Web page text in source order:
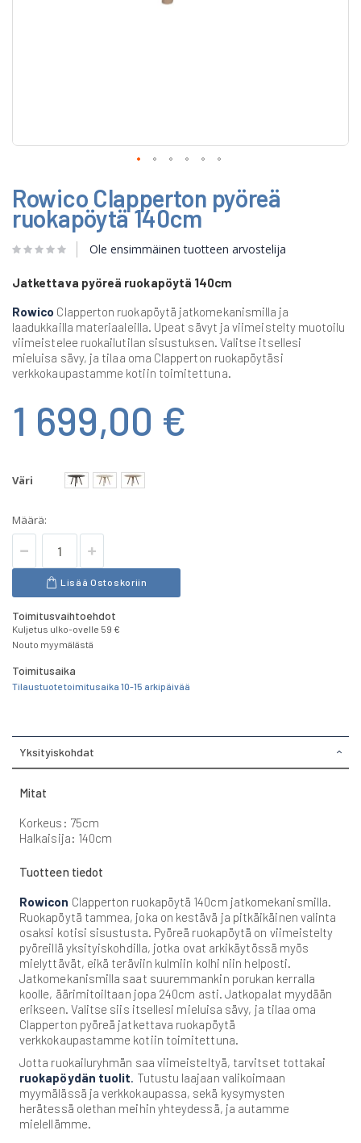
to
the
beginning
the
gallery
Rowico Clapperton pyöreä
ruokapöytä 140cm
Ole ensimmäinen tuotteen arvostelija
Jatkettava pyöreä ruokapöytä 140cm
Rowico Clapperton ruokapöytä jatkomekanismilla ja
laadukkailla materiaaleilla. Upeat sävyt ja viimeistelty muotoilu
viimeistelee ruokailutilan sisustuksen. Valitse itsellesi
mieluisa sävy, ja tilaa oma Clapperton ruokapöytäsi
verkkokaupastamme kotiin toimitettuna.
1 699,00 €
Väri
Määrä:
Lisää Ostoskoriin
Toimitusvaihtoehdot
Kuljetus ulko-ovelle 59 €
Nouto myymälästä
Toimitusaika
Tilaustuote toimitusaika 10-15 arkipäivää
Yksityiskohdat
Mitat
Korkeus: 75cm
Halkaisija: 140cm
Tuotteen tiedot
Rowicon Clapperton ruokapöytä 140cm jatkomekanismilla.
Ruokapöytä tammea, joka on kestävä ja pitkäikäinen valinta
osaksi kotisi sisustusta. Pyöreä ruokapöytä on viimeistelty
pyöreillä yksityiskohdilla, jotka ovat arkikäytössä myös
mielyttävät, eikä teräviin kulmiin kolhi niin helposti.
Jatkomekanismilla saat suuremmankin porukan kerralla
koolle, äärimitoiltaan jopa 240cm asti. Jatkopalat myydään
erikseen. Valitse siis itsellesi mieluisa sävy, ja tilaa oma
Clapperton pyöreä jatkettava ruokapöytä
verkkokaupastamme kotiin toimitettuna.
Jotta ruokailuryhmän saa viimeisteltyä, tarvitset tottakai
ruokapöydän tuolit. Tutustu laajaan valikoimaan
myymälässä ja verkkokaupassa, sekä kysymysten
herätessä olethan meihin yhteydessä, ja autamme
mielellämme.